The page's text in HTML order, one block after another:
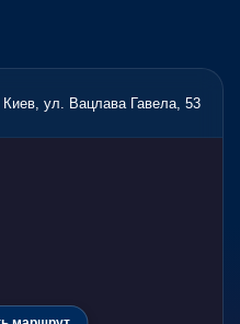
Киев, ул. Вацлава Гавела, 53